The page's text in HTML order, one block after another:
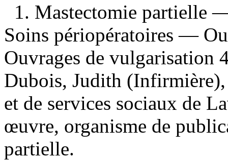
1. Mastectomie partielle
Soins périopératoires —
Ouvrages de vulgarisation
Dubois, Judith
et de services sociaux de
œuvre, organisme de
partielle.